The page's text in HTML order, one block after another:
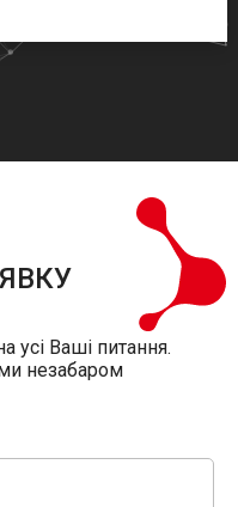
усі Ваші питання.
незабаром